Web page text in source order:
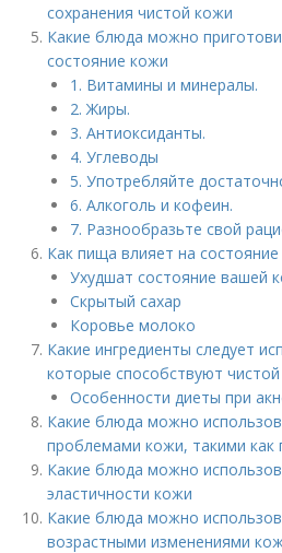
сохранения чистой кожи
Какие блюда можно
состояние кожи
1. Витамины и минералы.
2. Жиры.
3. Антиоксиданты.
4. Углеводы
5. Употребляйте
6. Алкоголь и кофеин.
7. Разнообразьте свой
Как пища влияет на
Ухудшат состояние вашей
Скрытый сахар
Коровье молоко
Какие ингредиенты следует
которые способствуют
Особенности диеты при
Какие блюда можно
проблемами кожи, такими как
Какие блюда можно
эластичности кожи
Какие блюда можно
возрастными изменениями